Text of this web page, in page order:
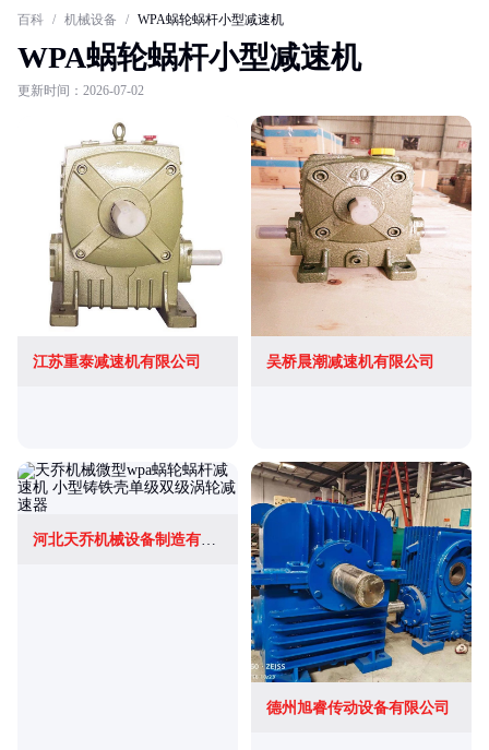
百科 / 机械设备 / WPA蜗轮蜗杆小型减速机
WPA蜗轮蜗杆小型减速机
更新时间：2026-07-02
江苏重泰减速机有限公司 吴桥晨潮减速机有限公司
德州旭睿传动设备有限公司